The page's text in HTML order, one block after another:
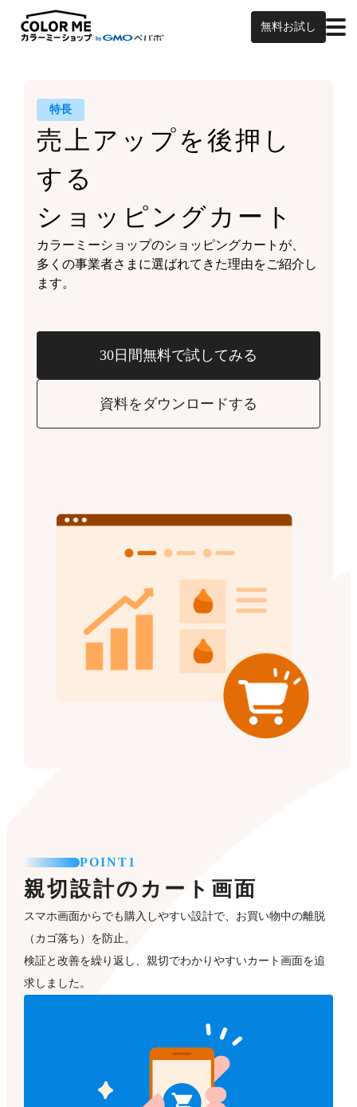
無料お試し
特長
売上アップを後押し
する
ショッピングカート
カラーミーショップのショッピングカートが、
多くの事業者さまに選ばれてきた理由をご紹介し
ます。
30日間無料で試してみる
資料をダウンロードする
POINT1
親切設計のカート画面
スマホ画面からでも購入しやすい設計で、お買い物中の離脱
（カゴ落ち）を防止。
検証と改善を繰り返し、親切でわかりやすいカート画面を追
求しました。